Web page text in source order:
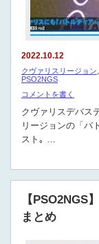
2022.10.12
クヴァリスリージョン
PSO2NGS
コメントを書く
クヴァリスデバス
リージョンの「バ
スト｡ …
【PSO2NGS
まとめ